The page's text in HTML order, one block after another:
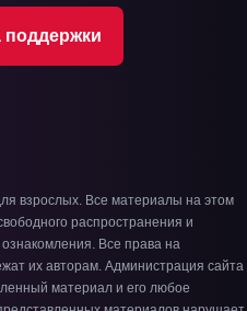
взрослых. Все материалы на этом
распространения и
Все права на
их авторам. Администрация сайта
материал и его любое